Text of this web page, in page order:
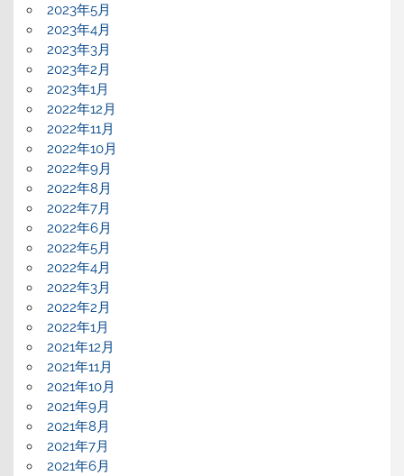
2023年5月
2023年4月
2023年3月
2023年2月
2023年1月
2022年12月
2022年11月
2022年10月
2022年9月
2022年8月
2022年7月
2022年6月
2022年5月
2022年4月
2022年3月
2022年2月
2022年1月
2021年12月
2021年11月
2021年10月
2021年9月
2021年8月
2021年7月
2021年6月